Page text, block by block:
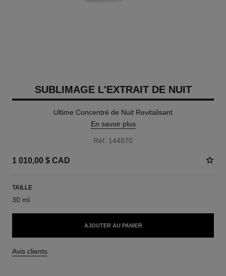
SUBLIMAGE L'EXTRAIT DE NUIT
Ultime Concentré de Nuit Revitalisant
En savoir plus
Réf. 144870
1 010,00 $ CAD
TAILLE
30 ml
AJOUTER AU PANIER
Avis clients